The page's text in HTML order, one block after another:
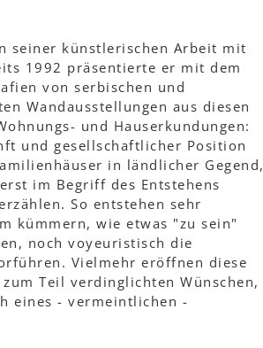
seiner künstlerischen Arbeit mit
1992 präsentierte er mit dem
von serbischen und
Wandausstellungen aus diesen
und Hauserkundungen:
und gesellschaftlicher Position
in ländlicher Gegend,
im Begriff des Entstehens
So entstehen sehr
kümmern, wie etwas "zu sein"
noch voyeuristisch die
Vielmehr eröffnen diese
Teil verdinglichten Wünschen,
eines - vermeintlichen -